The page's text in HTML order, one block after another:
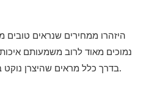
היזהרו ממחירים שנראים טובים
נמוכים מאוד לרוב משמעותם
בדרך כלל מראים שהיצרן נוקט בשיטות ייצור יציבות ואמינות.